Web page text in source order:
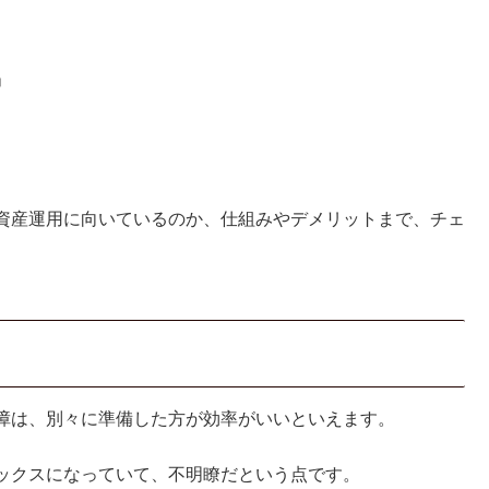
運用に向いているのか、仕組みやデメリットまで、チェ
、別々に準備した方が効率がいいといえます。
スになっていて、不明瞭だという点です。